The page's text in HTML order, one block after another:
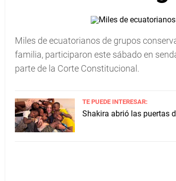
Miles de ecuatorianos de grupos
familia, participaron este sábado en
parte de la Corte Constitucional.
TE PUEDE INTERESAR:
Shakira abrió las puertas